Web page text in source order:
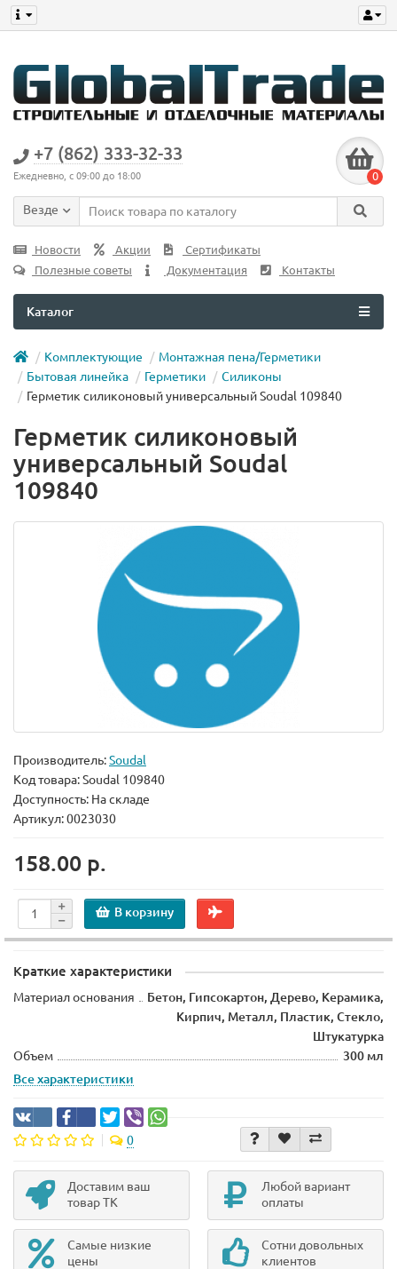
+7 (862) 333-32-33
Ежедневно, с 09:00 до 18:00 0
Везде
Новости Акции
Сертификаты
Полезные советы
Документация Контакты
Каталог
Комплектующие
Монтажная пена/Герметики
Бытовая линейка
Герметики
Силиконы
Герметик силиконовый универсальный Soudal 109840
Герметик силиконовый
универсальный Soudal
109840
Производитель:Soudal
Код товара:Soudal 109840
Доступность: На складе
Артикул: 0023030
158.00 р.
В корзину
Краткие характеристики
Материал основания
Бетон, Гипсокартон, Дерево, Керамика,
Кирпич, Металл, Пластик, Стекло,
Штукатурка
Объем
300 мл
Все характеристики
0
Доставим ваш
товар ТК
Любой вариант
оплаты
Самые низкие
цены
Сотни довольных
клиентов